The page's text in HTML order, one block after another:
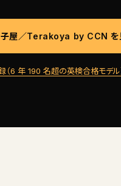
屋／Terakoya by CCN
（6 年 190 名超の英検合格モデ